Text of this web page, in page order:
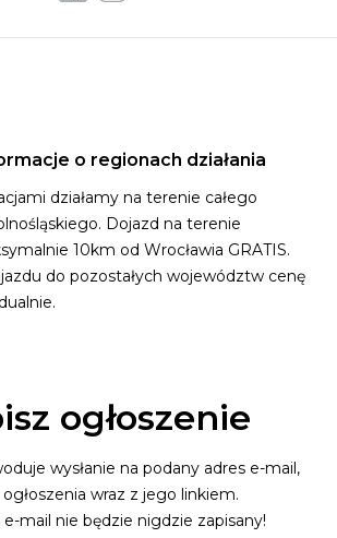
o regionach działania
działamy na terenie całego
Dojazd na terenie
10km od Wrocławia GRATIS.
do pozostałych województw cenę
ogłoszenie
wysłanie na podany adres e-mail,
ogłoszenia wraz z jego linkiem.
e-mail nie będzie nigdzie zapisany!